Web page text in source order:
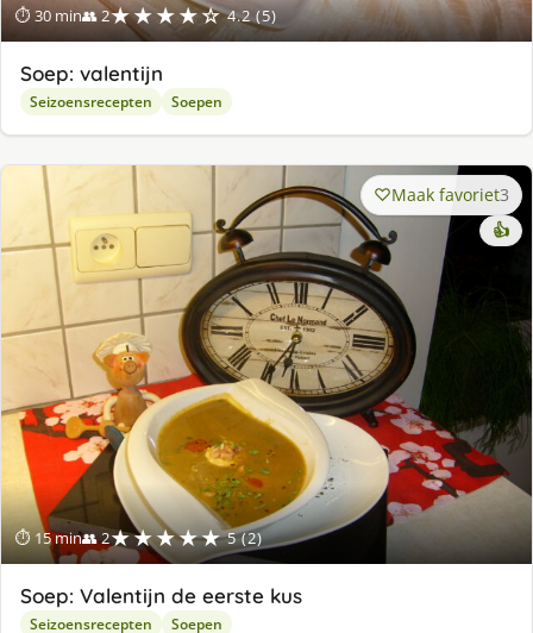
⏱ 30 min👥 2★★★★☆ 4.2 (5)
Soep: valentijn
Seizoensrecepten Soepen
⏱ 15 min👥 2★★★★★ 5 (2)
Maak favoriet3
👍
Soep: Valentijn de eerste kus
Seizoensrecepten Soepen